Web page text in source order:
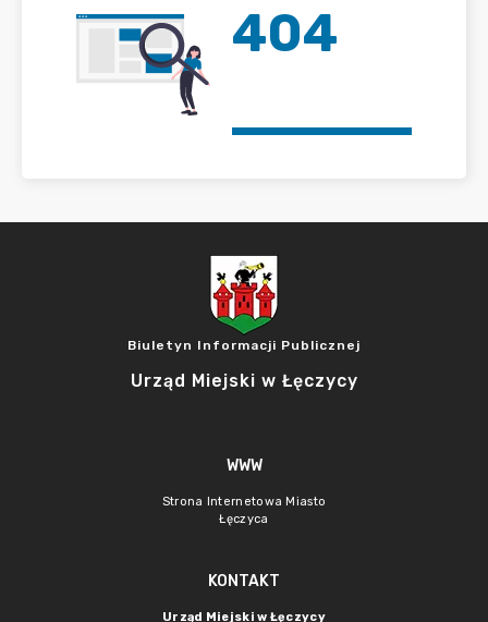
404
Biuletyn Informacji Publicznej
Urząd Miejski w Łęczycy
WWW
Strona Internetowa Miasto
Łęczyca
KONTAKT
Urząd Miejski w Łęczycy